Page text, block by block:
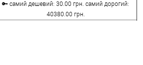
🔑 самий дешевий: 30.00 грн. самий дорогий:
40380.00 грн.